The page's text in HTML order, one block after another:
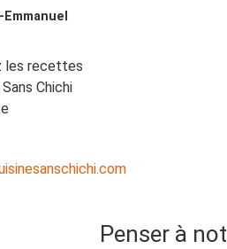
les recettes
Chichi
Penser à